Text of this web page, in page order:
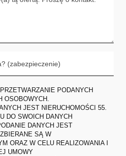
PODANYCH
OSOBOWYCH.
JEST NIERUCHOMOŚCI 55.
DO SWOICH DANYCH
DANYCH JEST
SĄ W
ORAZ W CELU REALIZOWANIA I
UMOWY